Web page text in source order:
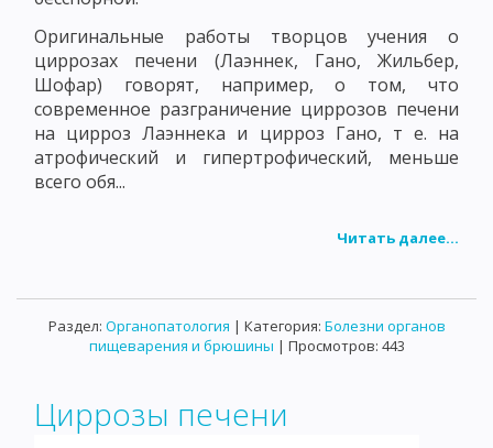
Оригинальные работы творцов учения о
циррозах печени (Лаэннек, Гано, Жильбер,
Шофар) говорят, например, о том, что
современное разграничение циррозов печени
на цирроз Лаэннека и цирроз Гано, т е. на
атрофический и гипертрофический, меньше
всего обя...
Читать далее...
Раздел: Органопатология | Категория: Болезни органов
пищеварения и брюшины | Просмотров: 443
Циррозы печени